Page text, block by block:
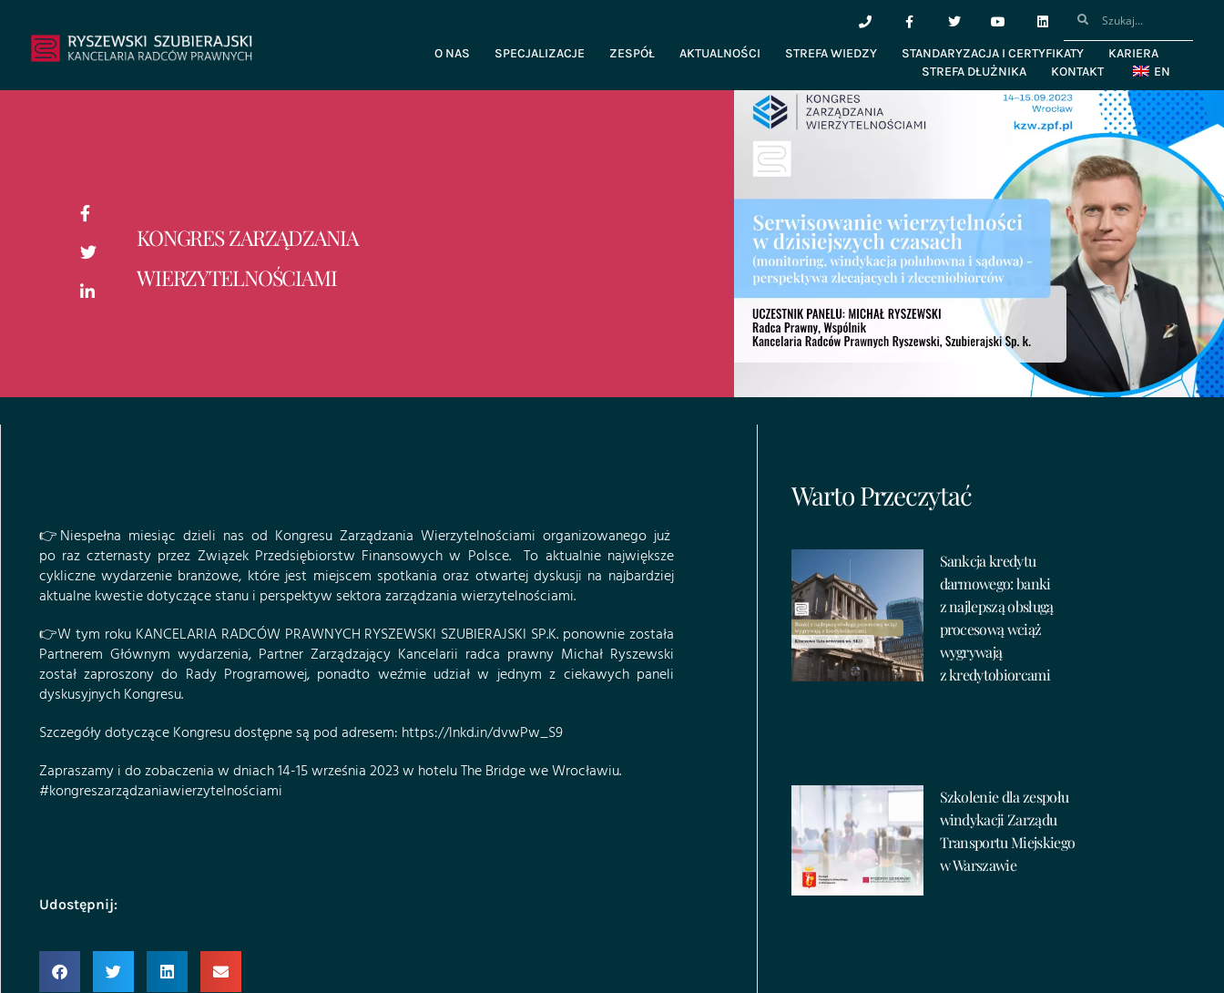
O NAS SPECJALIZACJE ZESPÓŁ AKTUALNOŚCI STREFA WIEDZY STANDARYZACJA I CERTYFIKATY
KARIERA
STREFA DŁUŻNIKA
KONTAKT EN
KONGRES ZARZĄDZANIA
WIERZYTELNOŚCIAMI
👉Niespełna miesiąc dzieli nas od Kongresu Zarządzania Wierzytelnościami organizowanego już
po raz czternasty przez Związek Przedsiębiorstw Finansowych w Polsce. To aktualnie największe
cykliczne wydarzenie branżowe, które jest miejscem spotkania oraz otwartej dyskusji na najbardziej
aktualne kwestie dotyczące stanu i perspektyw sektora zarządzania wierzytelnościami.
👉W tym roku KANCELARIA RADCÓW PRAWNYCH RYSZEWSKI SZUBIERAJSKI SP.K. ponownie została
Partnerem Głównym wydarzenia, Partner Zarządzający Kancelarii radca prawny Michał Ryszewski
został zaproszony do Rady Programowej, ponadto weźmie udział w jednym z ciekawych paneli
dyskusyjnych Kongresu.
Szczegóły dotyczące Kongresu dostępne są pod adresem: https://lnkd.in/dvwPw_S9
Zapraszamy i do zobaczenia w dniach 14-15 września 2023 w hotelu The Bridge we Wrocławiu.
#kongreszarządzaniawierzytelnościami
Udostępnij:
Warto Przeczytać
Sankcja kredytu
darmowego: banki
z najlepszą obsługą
procesową wciąż
wygrywają
z kredytobiorcami
Szkolenie dla zespołu
windykacji Zarządu
Transportu Miejskiego
w Warszawie